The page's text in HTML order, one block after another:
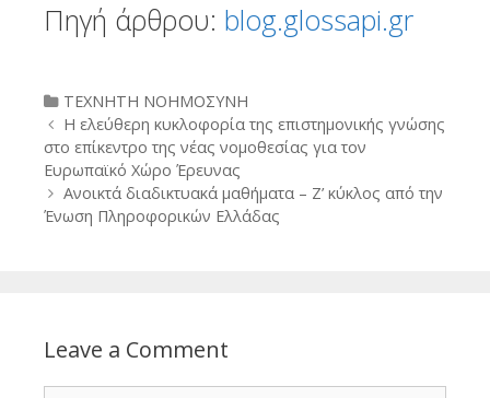
Πηγή άρθρου: blog.glossapi.gr
Categories
ΤΕΧΝΗΤΗ ΝΟΗΜΟΣΥΝΗ
Post
navigation
Η ελεύθερη κυκλοφορία της επιστημονικής γνώσης
στο επίκεντρο της νέας νομοθεσίας για τον
Ευρωπαϊκό Χώρο Έρευνας
Ανοικτά διαδικτυακά μαθήματα – Ζ’ κύκλος από την
Ένωση Πληροφορικών Ελλάδας
Leave a Comment